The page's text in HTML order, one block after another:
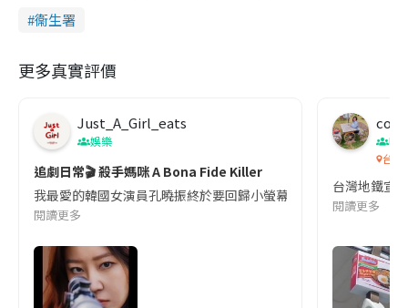
衞生署
更多真實評價
Just_A_Girl_eats
娛樂
追劇日常🎬 殺手媽咪 A Bona Fide Killer
我最愛的韓國女演員孔曉振終於要回歸小螢幕啦!這次的劇本改編
閱讀更多
co
吹
台灣
台灣地鐵宣
閱讀更多